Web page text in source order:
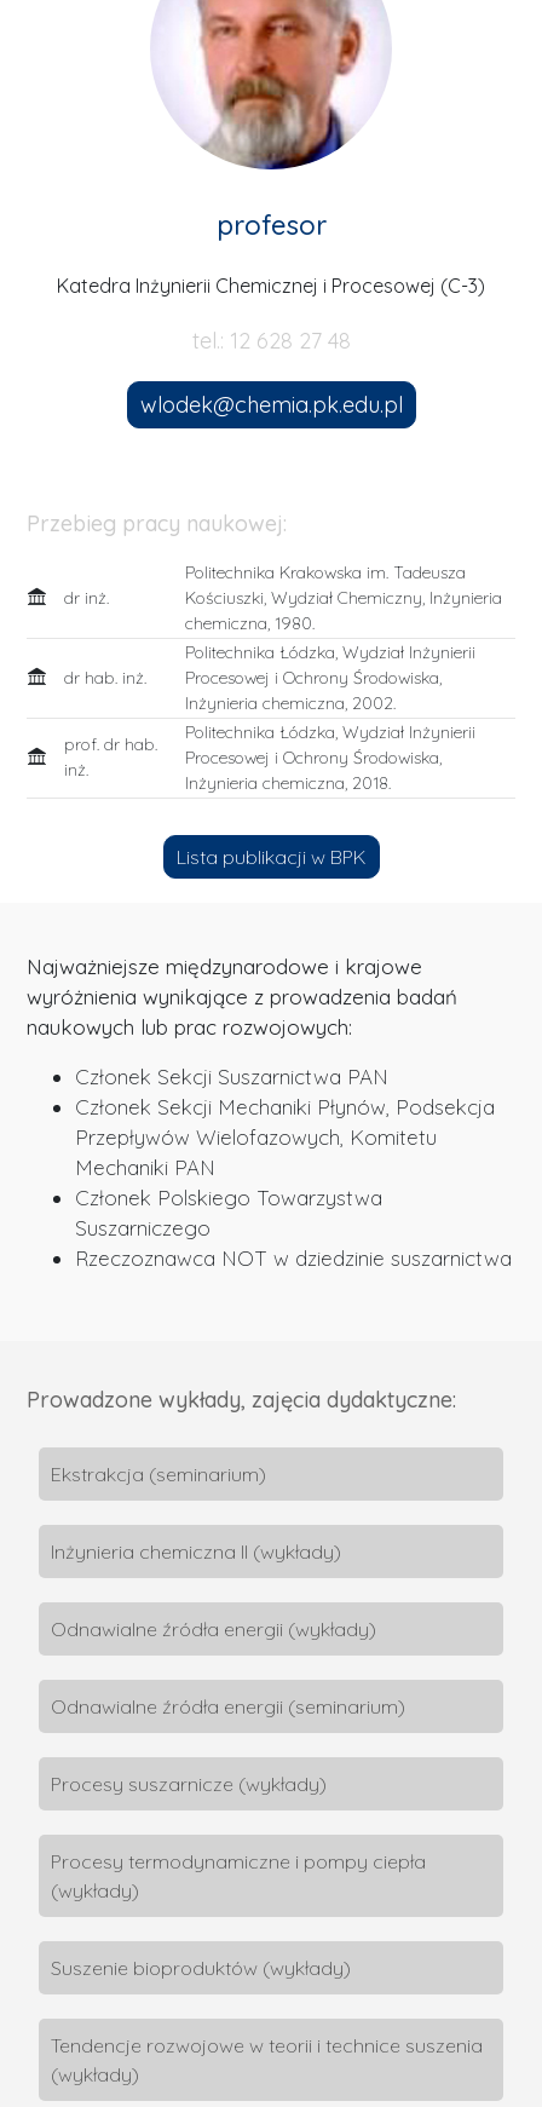
profesor
Katedra Inżynierii Chemicznej i Procesowej (C-3)
tel.: 12 628 27 48
wlodek@chemia.pk.edu.pl
Przebieg pracy naukowej:
dr inż.
Politechnika Krakowska im. Tadeusza
Kościuszki, Wydział Chemiczny, Inżynieria
chemiczna, 1980.
dr hab. inż.
Politechnika Łódzka, Wydział Inżynierii
Procesowej i Ochrony Środowiska,
Inżynieria chemiczna, 2002.
prof. dr hab.
inż.
Politechnika Łódzka, Wydział Inżynierii
Procesowej i Ochrony Środowiska,
Inżynieria chemiczna, 2018.
Lista publikacji w BPK
Najważniejsze międzynarodowe i krajowe
wyróżnienia wynikające z prowadzenia badań
naukowych lub prac rozwojowych:
Członek Sekcji Suszarnictwa PAN
Członek Sekcji Mechaniki Płynów, Podsekcja
Przepływów Wielofazowych, Komitetu
Mechaniki PAN
Członek Polskiego Towarzystwa
Suszarniczego
Rzeczoznawca NOT w dziedzinie suszarnictwa
Prowadzone wykłady, zajęcia dydaktyczne:
Ekstrakcja (seminarium)
Inżynieria chemiczna II (wykłady)
Odnawialne źródła energii (wykłady)
Odnawialne źródła energii (seminarium)
Procesy suszarnicze (wykłady)
Procesy termodynamiczne i pompy ciepła
(wykłady)
Suszenie bioproduktów (wykłady)
Tendencje rozwojowe w teorii i technice suszenia
(wykłady)